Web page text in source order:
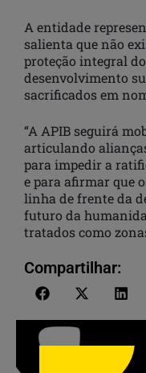
A entidade
salienta que não
proteção integral
desenvolvimento
sacrificados em
“A APIB seguirá
articulando
para impedir a
e para afirmar que
linha de frente da
futuro da
tratados como
Compartilhar: